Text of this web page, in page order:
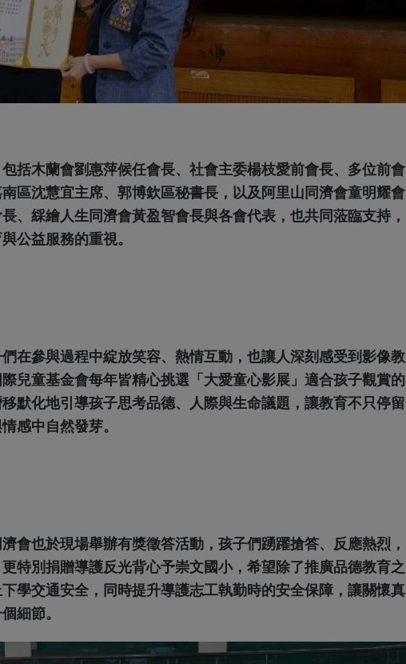
括木蘭會劉惠萍候任會長、社會主委楊枝愛前會長、多位前會
區沈慧宜主席、郭博欽區秘書長，以及阿里山同濟會童明耀會
、綵繪人生同濟會黃盈智會長與各會代表，也共同蒞臨支持，
公益服務的重視。
在參與過程中綻放笑容、熱情互動，也讓人深刻感受到影像教
兒童基金會每年皆精心挑選「大愛童心影展」適合孩子觀賞的
默化地引導孩子思考品德、人際與生命議題，讓教育不只停留
感中自然發芽。
會也於現場舉辦有獎徵答活動，孩子們踴躍搶答、反應熱烈，
特別捐贈導護反光背心予崇文國小，希望除了推廣品德教育之
學交通安全，同時提升導護志工執勤時的安全保障，讓關懷真
細節。